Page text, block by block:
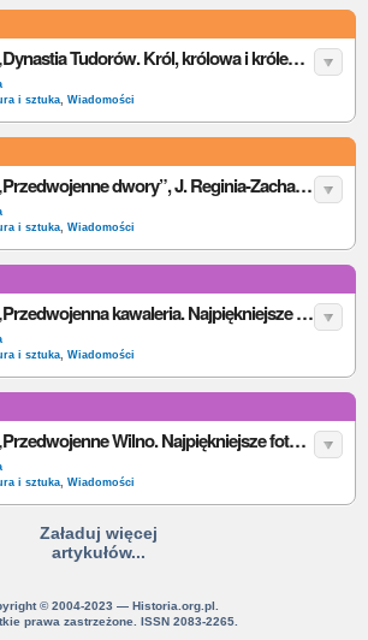
Premiera: „Dynastia Tudorów. Król, królowa i królewska faworyta”, A. Gracie/M. Hirst
i sztuka, Wiadomości
Premiera: „Przedwojenne dwory”, J. Reginia-Zacharski
i sztuka, Wiadomości
Premiera: „Przedwojenna kawaleria. Najpiękniejsze fotografie”, D. Kosiński
i sztuka, Wiadomości
Premiera: „Przedwojenne Wilno. Najpiękniejsze fotografie”, J.B. Kucharska
i sztuka, Wiadomości
Załaduj więcej
artykułów...
© 2004-2023 — Historia.org.pl.
prawa zastrzeżone. ISSN 2083-2265.